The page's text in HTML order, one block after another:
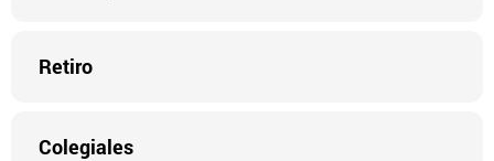
Retiro
Colegiales